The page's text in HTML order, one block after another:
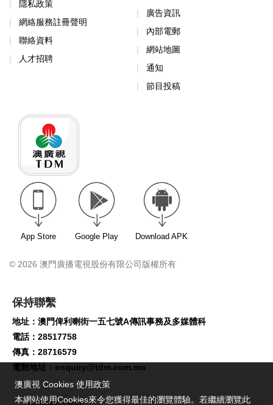
隱私政策
網絡服務註冊聲明
聯絡資料
人才招聘
廣告資訊
內部電郵
網站地圖
通知
節目投稿
App Store Google Play Download APK
© 2026 澳門廣播電視股份有限公司版權所有
保持聯繫
地址：澳門俾利喇街一五七號A傳訊事務及多媒體科
電話：28517758
傳真：28716579
電郵地址： enquiry@tdm.com.mo
澳廣視 Cookies 使用政策
本網站使用Cookies來令您獲得最佳的瀏覽體驗。若繼續瀏覽此